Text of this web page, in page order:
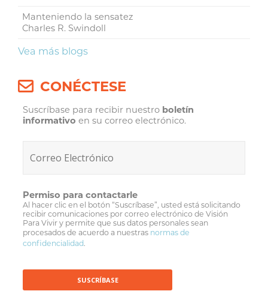
Manteniendo la sensatez
Charles R. Swindoll
Vea más blogs
CONÉCTESE
Suscríbase para recibir nuestro boletín
informativo en su correo electrónico.
Permiso para contactarle
Al hacer clic en el botón “Suscríbase”, usted está solicitando
recibir comunicaciones por correo electrónico de Visión
Para Vivir y permite que sus datos personales sean
procesados de acuerdo a nuestras normas de
confidencialidad.